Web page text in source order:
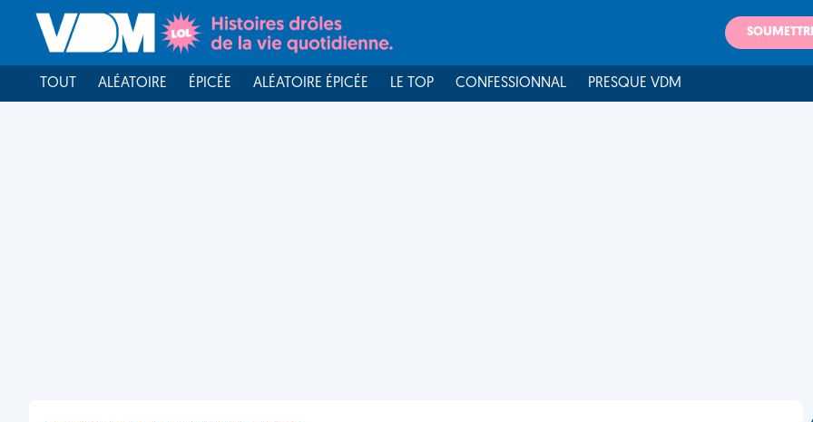
TOUT ALÉATOIRE ÉPICÉE ALÉATOIRE ÉPICÉE LE TOP CONFESSIONNAL PRESQUE VDM